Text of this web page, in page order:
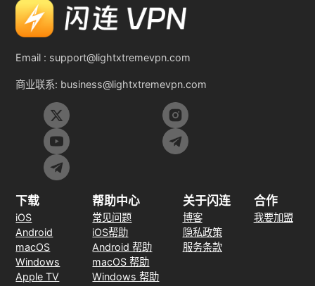
Email : support@lightxtremevpn.com
商业联系: business@lightxtremevpn.com
下载
iOS
Android
macOS
Windows
Apple TV
帮助中心
常见问题
iOS帮助
Android 帮助
macOS 帮助
Windows 帮助
关于闪连
博客
隐私政策
服务条款
合作
我要加盟